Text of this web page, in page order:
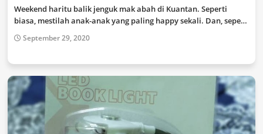
Weekend haritu balik jenguk mak abah di Kuantan. Seperti
biasa, mestilah anak-anak yang paling happy sekali. Dan, sepe…
September 29, 2020